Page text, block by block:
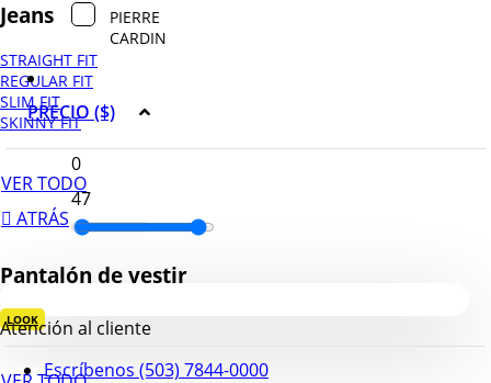
Jeans
STRAIGHT FIT
REGULAR FIT
SLIM FIT
SKINNY FIT
VER TODO
ATRÁS
Pantalón de vestir
LOOK
PIERRE
CARDIN
PRECIO ($)
Atención al cliente
Escríbenos (503) 7844-0000